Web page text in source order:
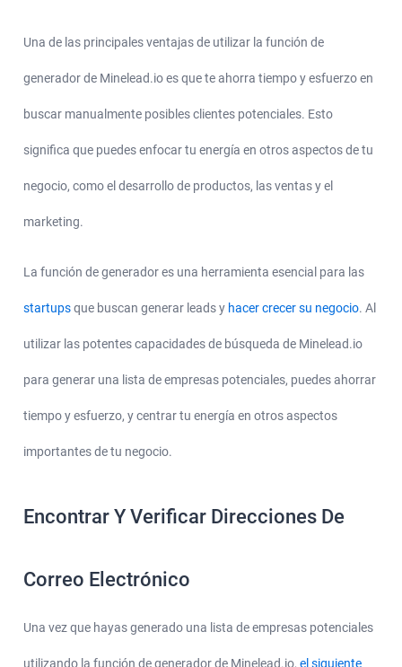
Una de las principales ventajas de utilizar la función de
generador de Minelead.io es que te ahorra tiempo y esfuerzo en
buscar manualmente posibles clientes potenciales. Esto
significa que puedes enfocar tu energía en otros aspectos de tu
negocio, como el desarrollo de productos, las ventas y el
marketing.
La función de generador es una herramienta esencial para las
startupsque buscan generar leads y hacer crecer su negocio. Al
utilizar las potentes capacidades de búsqueda de Minelead.io
para generar una lista de empresas potenciales, puedes ahorrar
tiempo y esfuerzo, y centrar tu energía en otros aspectos
importantes de tu negocio.
Encontrar Y Verificar Direcciones De
Correo Electrónico
Una vez que hayas generado una lista de empresas potenciales
utilizando la función de generador de Minelead.io,el siguiente